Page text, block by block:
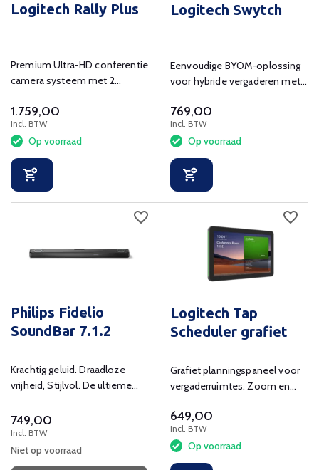
Logitech Rally Plus
Premium Ultra-HD conferentie
camera systeem met 2
1.759,00
Incl. BTW
Op voorraad
Logitech Swytch
Eenvoudige BYOM-oplossing
voor hybride vergaderen met
769,00
Incl. BTW
Op voorraad
Philips Fidelio
SoundBar 7.1.2
Krachtig geluid. Draadloze
vrijheid, Stijlvol. De ultieme
749,00
Incl. BTW
Niet op voorraad
Logitech Tap
Scheduler grafiet
Grafiet planningspaneel voor
vergaderruimtes. Zoom en
gecertificeerd.
649,00
Incl. BTW
Op voorraad